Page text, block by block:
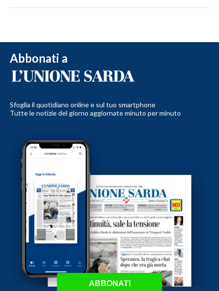
Abbonati a
Sfoglia il quotidiano online e sul tuo smartphone
Tutte le notizie del giorno aggiornate minuto per minuto
ABBONATI